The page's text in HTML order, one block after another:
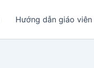
Hướng dẫn giáo viên